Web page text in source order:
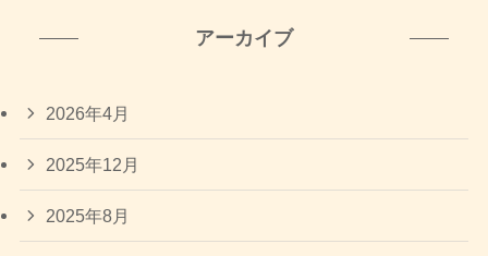
アーカイブ
2026年4月
2025年12月
2025年8月